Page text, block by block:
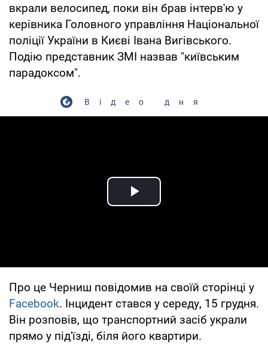
вкрали велосипед, поки він брав інтерв'ю у
керівника Головного управління Національної
поліції України в Києві Івана Вигівського.
Подію представник ЗМІ назвав "київським
парадоксом".
Відео дня
Play Video
Про це Черниш повідомив на своїй сторінці у
Facebook. Інцидент стався у середу, 15 грудня.
Він розповів, що транспортний засіб украли
прямо у під'їзді, біля його квартири.